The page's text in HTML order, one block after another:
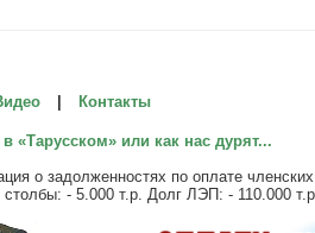
Контакты
«Тарусском» или как нас дурят...
о задолженностях по оплате
столбы: - 5.000 т.р. Долг ЛЭП: - 110.000